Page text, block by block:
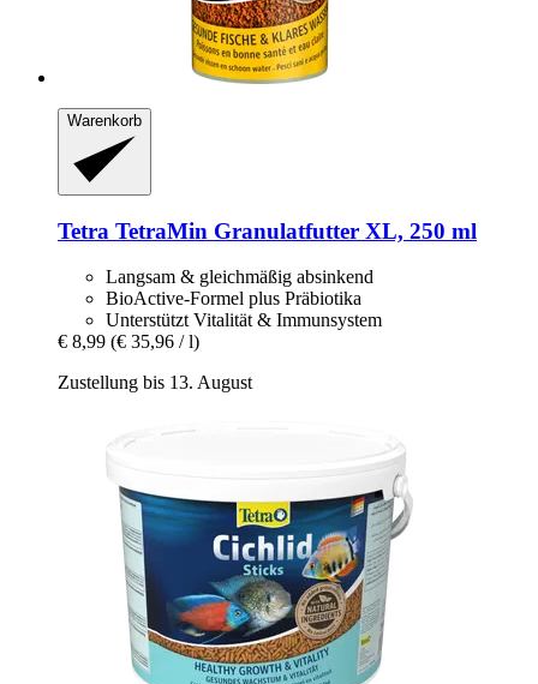
Warenkorb
Tetra TetraMin Granulatfutter XL, 250 ml
Langsam & gleichmäßig absinkend
BioActive-Formel plus Präbiotika
Unterstützt Vitalität & Immunsystem
€ 8,99 (€ 35,96 / l)
Zustellung bis 13. August